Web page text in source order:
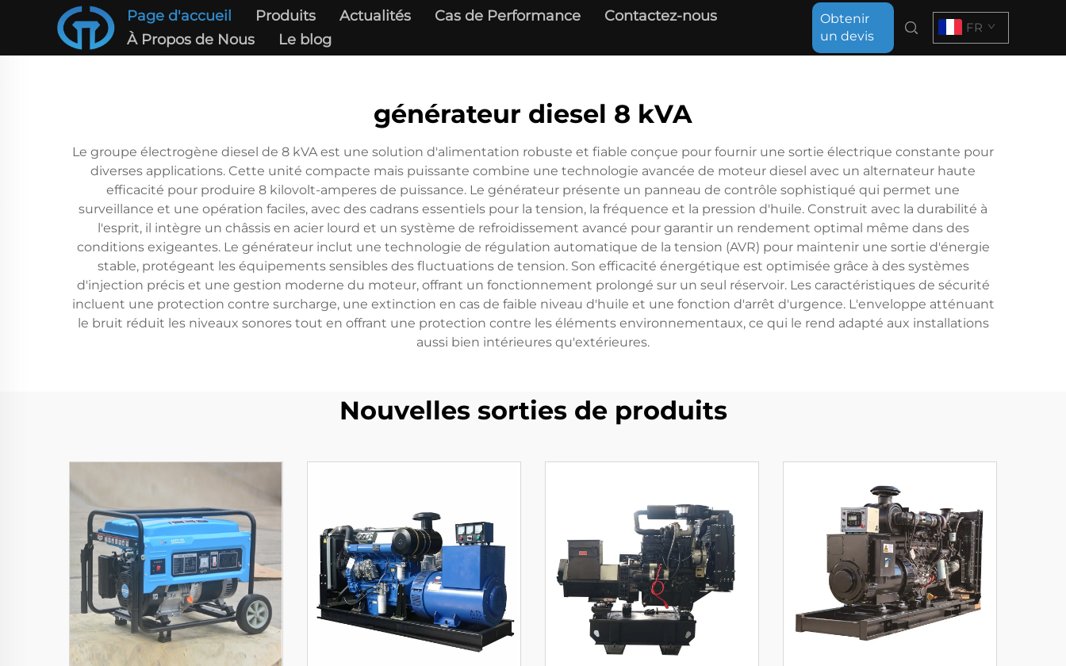
Page d'accueil Produits Actualités Cas de Performance
Contactez-nous
À Propos de Nous
Le blog
Obtenir
un devis
FR
générateur diesel 8 kVA
Le groupe électrogène diesel de 8 kVA est une solution d'alimentation robuste et fiable conçue pour fournir une sortie électrique constante pour
diverses applications. Cette unité compacte mais puissante combine une technologie avancée de moteur diesel avec un alternateur haute
efficacité pour produire 8 kilovolt-amperes de puissance. Le générateur présente un panneau de contrôle sophistiqué qui permet une
surveillance et une opération faciles, avec des cadrans essentiels pour la tension, la fréquence et la pression d'huile. Construit avec la durabilité à
l'esprit, il intègre un châssis en acier lourd et un système de refroidissement avancé pour garantir un rendement optimal même dans des
conditions exigeantes. Le générateur inclut une technologie de régulation automatique de la tension (AVR) pour maintenir une sortie d'énergie
stable, protégeant les équipements sensibles des fluctuations de tension. Son efficacité énergétique est optimisée grâce à des systèmes
d'injection précis et une gestion moderne du moteur, offrant un fonctionnement prolongé sur un seul réservoir. Les caractéristiques de sécurité
incluent une protection contre surcharge, une extinction en cas de faible niveau d'huile et une fonction d'arrêt d'urgence. L'enveloppe atténuant
le bruit réduit les niveaux sonores tout en offrant une protection contre les éléments environnementaux, ce qui le rend adapté aux installations
aussi bien intérieures qu'extérieures.
Nouvelles sorties de produits